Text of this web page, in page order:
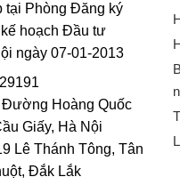
tại Phòng Đăng ký
hoạch Đầu tư
ngày 07-01-2013
Đường Hoàng Quốc
Giấy, Hà Nội
Lê Thánh Tông, Tân
Đắk Lắk